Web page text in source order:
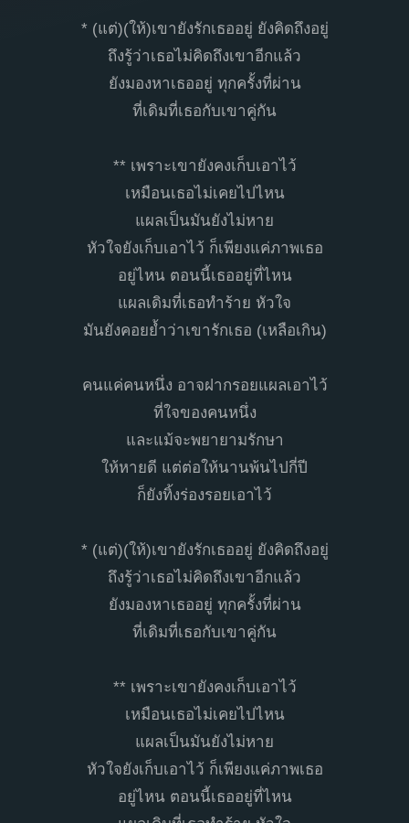
* (แต่)(ให้)เขายังรักเธออยู่ ยังคิดถึงอยู่
ถึงรู้ว่าเธอไม่คิดถึงเขาอีกแล้ว
ยังมองหาเธออยู่ ทุกครั้งที่ผ่าน
ที่เดิมที่เธอกับเขาคู่กัน
** เพราะเขายังคงเก็บเอาไว้
เหมือนเธอไม่เคยไปไหน
แผลเป็นมันยังไม่หาย
หัวใจยังเก็บเอาไว้ ก็เพียงแค่ภาพเธอ
อยู่ไหน ตอนนี้เธออยู่ที่ไหน
แผลเดิมที่เธอทำร้าย หัวใจ
มันยังคอยย้ำว่าเขารักเธอ (เหลือเกิน)
คนแค่คนหนึ่ง อาจฝากรอยแผลเอาไว้
ที่ใจของคนหนึ่ง
และแม้จะพยายามรักษา
ให้หายดี แต่ต่อให้นานพ้นไปกี่ปี
ก็ยังทิ้งร่องรอยเอาไว้
* (แต่)(ให้)เขายังรักเธออยู่ ยังคิดถึงอยู่
ถึงรู้ว่าเธอไม่คิดถึงเขาอีกแล้ว
ยังมองหาเธออยู่ ทุกครั้งที่ผ่าน
ที่เดิมที่เธอกับเขาคู่กัน
** เพราะเขายังคงเก็บเอาไว้
เหมือนเธอไม่เคยไปไหน
แผลเป็นมันยังไม่หาย
หัวใจยังเก็บเอาไว้ ก็เพียงแค่ภาพเธอ
อยู่ไหน ตอนนี้เธออยู่ที่ไหน